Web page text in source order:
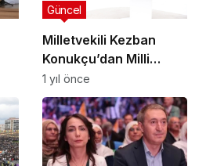
Milletvekili Kezban
Konukçu’dan Milli
Eğitim Bakanı’na Laiklik
Eleştirisi
Güncel
1 yıl önce